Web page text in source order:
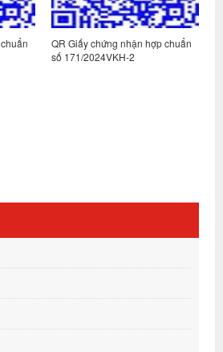
QR Giấy chứng nhận hợp chuẩn
số 171/2024VKH-2